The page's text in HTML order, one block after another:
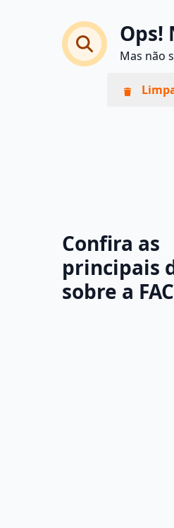
Ops!
Mas não
Confira as
principais
sobre a